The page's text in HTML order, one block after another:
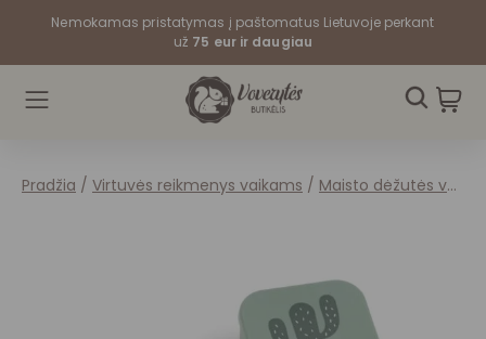
Nemokamas pristatymas į paštomatus Lietuvoje perkant
už 75 eur ir daugiau
Pradžia / Virtuvės reikmenys vaikams / Maisto dėžutės vaikams